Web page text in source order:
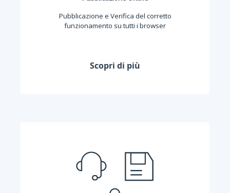
Pubblicazione e Verifica del corretto
funzionamento su tutti i browser
Scopri di più